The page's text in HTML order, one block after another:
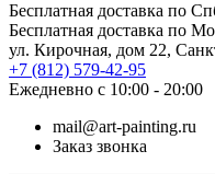
Бесплатная доставка по
Бесплатная доставка по
ул. Кирочная, дом 22,
+7 (812) 579-42-95
Ежедневно с 10:00 - 20:00
mail@art-painting.ru
Заказ звонка